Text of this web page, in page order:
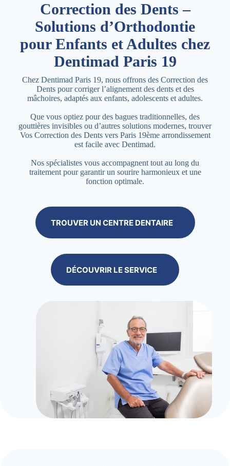
Correction des Dents –
Solutions d’Orthodontie
pour Enfants et Adultes chez
Dentimad Paris 19
Chez Dentimad Paris 19, nous offrons des Correction des
Dents pour corriger l’alignement des dents et des
mâchoires, adaptés aux enfants, adolescents et adultes.
Que vous optiez pour des bagues traditionnelles, des
gouttières invisibles ou d’autres solutions modernes, trouver
Vos Correction des Dents vers Paris 19ème arrondissement
est facile avec Dentimad.
Nos spécialistes vous accompagnent tout au long du
traitement pour garantir un sourire harmonieux et une
fonction optimale.
TROUVER UN CENTRE DENTAIRE
DÉCOUVRIR LE SERVICE